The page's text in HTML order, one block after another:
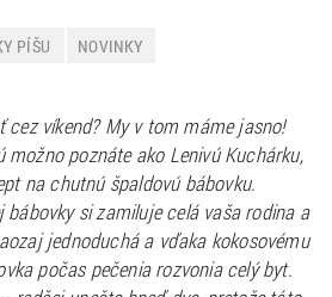
PÍŠU NOVINKY
cez víkend? My v tom máme jasno!
možno poznáte ako Lenivú Kuchárku,
na chutnú špaldovú bábovku.
bábovky si zamiluje celá vaša rodina a
jednoduchá a vďaka kokosovému
počas pečenia rozvonia celý byt.